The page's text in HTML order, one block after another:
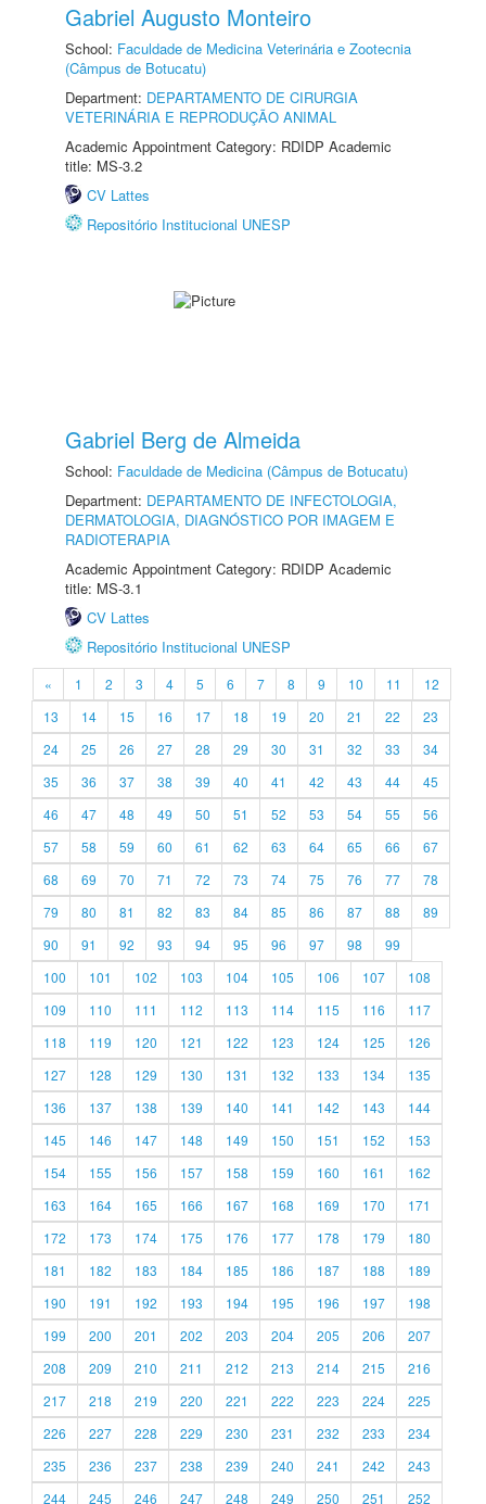
Gabriel Augusto Monteiro
School: Faculdade de Medicina Veterinária e Zootecnia
(Câmpus de Botucatu)
Department: DEPARTAMENTO DE CIRURGIA
VETERINÁRIA E REPRODUÇÃO ANIMAL
Academic Appointment Category: RDIDP Academic
title: MS-3.2
CV Lattes
Repositório Institucional UNESP
Gabriel Berg de Almeida
School: Faculdade de Medicina (Câmpus de Botucatu)
Department: DEPARTAMENTO DE INFECTOLOGIA,
DERMATOLOGIA, DIAGNÓSTICO POR IMAGEM E
RADIOTERAPIA
Academic Appointment Category: RDIDP Academic
title: MS-3.1
CV Lattes
Repositório Institucional UNESP
« 1 2 3 4 5 6 7 8 9 10 11
12
13
14 15 16 17 18 19 20 21 22
23
24
25 26 27 28 29 30 31 32 33
34
35
36 37 38 39 40 41 42 43 44
45
46
47 48 49 50 51 52 53 54 55
56
57
58 59 60 61 62 63 64 65 66
67
68
69 70 71 72 73 74 75 76 77
78
79
80 81 82 83 84 85 86 87 88
89
90
91 92 93 94 95 96 97 98
99
100
101 102 103 104 105 106 107
108
109
110 111 112 113 114 115 116
117
118
119 120 121 122 123 124 125
126
127
128 129 130 131 132 133 134
135
136
137 138 139 140 141 142 143
144
145
146 147 148 149 150 151 152
153
154
155 156 157 158 159 160 161
162
163
164 165 166 167 168 169 170
171
172
173 174 175 176 177 178 179
180
181
182 183 184 185 186 187 188
189
190
191 192 193 194 195 196 197
198
199
200 201 202 203 204 205 206
207
208
209 210 211 212 213 214 215
216
217
218 219 220 221 222 223 224
225
226
227 228 229 230 231 232 233
234
235
236 237 238 239 240 241 242
243
244
245 246 247 248 249 250 251 252